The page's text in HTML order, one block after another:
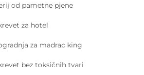
od pametne pjenе
za hotel
za madrac king
bez toksičnih tvari